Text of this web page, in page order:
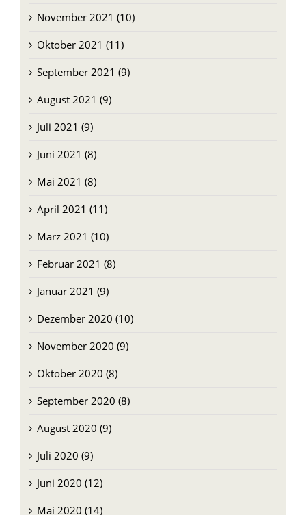
November 2021 (10)
Oktober 2021 (11)
September 2021 (9)
August 2021 (9)
Juli 2021 (9)
Juni 2021 (8)
Mai 2021 (8)
April 2021 (11)
März 2021 (10)
Februar 2021 (8)
Januar 2021 (9)
Dezember 2020 (10)
November 2020 (9)
Oktober 2020 (8)
September 2020 (8)
August 2020 (9)
Juli 2020 (9)
Juni 2020 (12)
Mai 2020 (14)